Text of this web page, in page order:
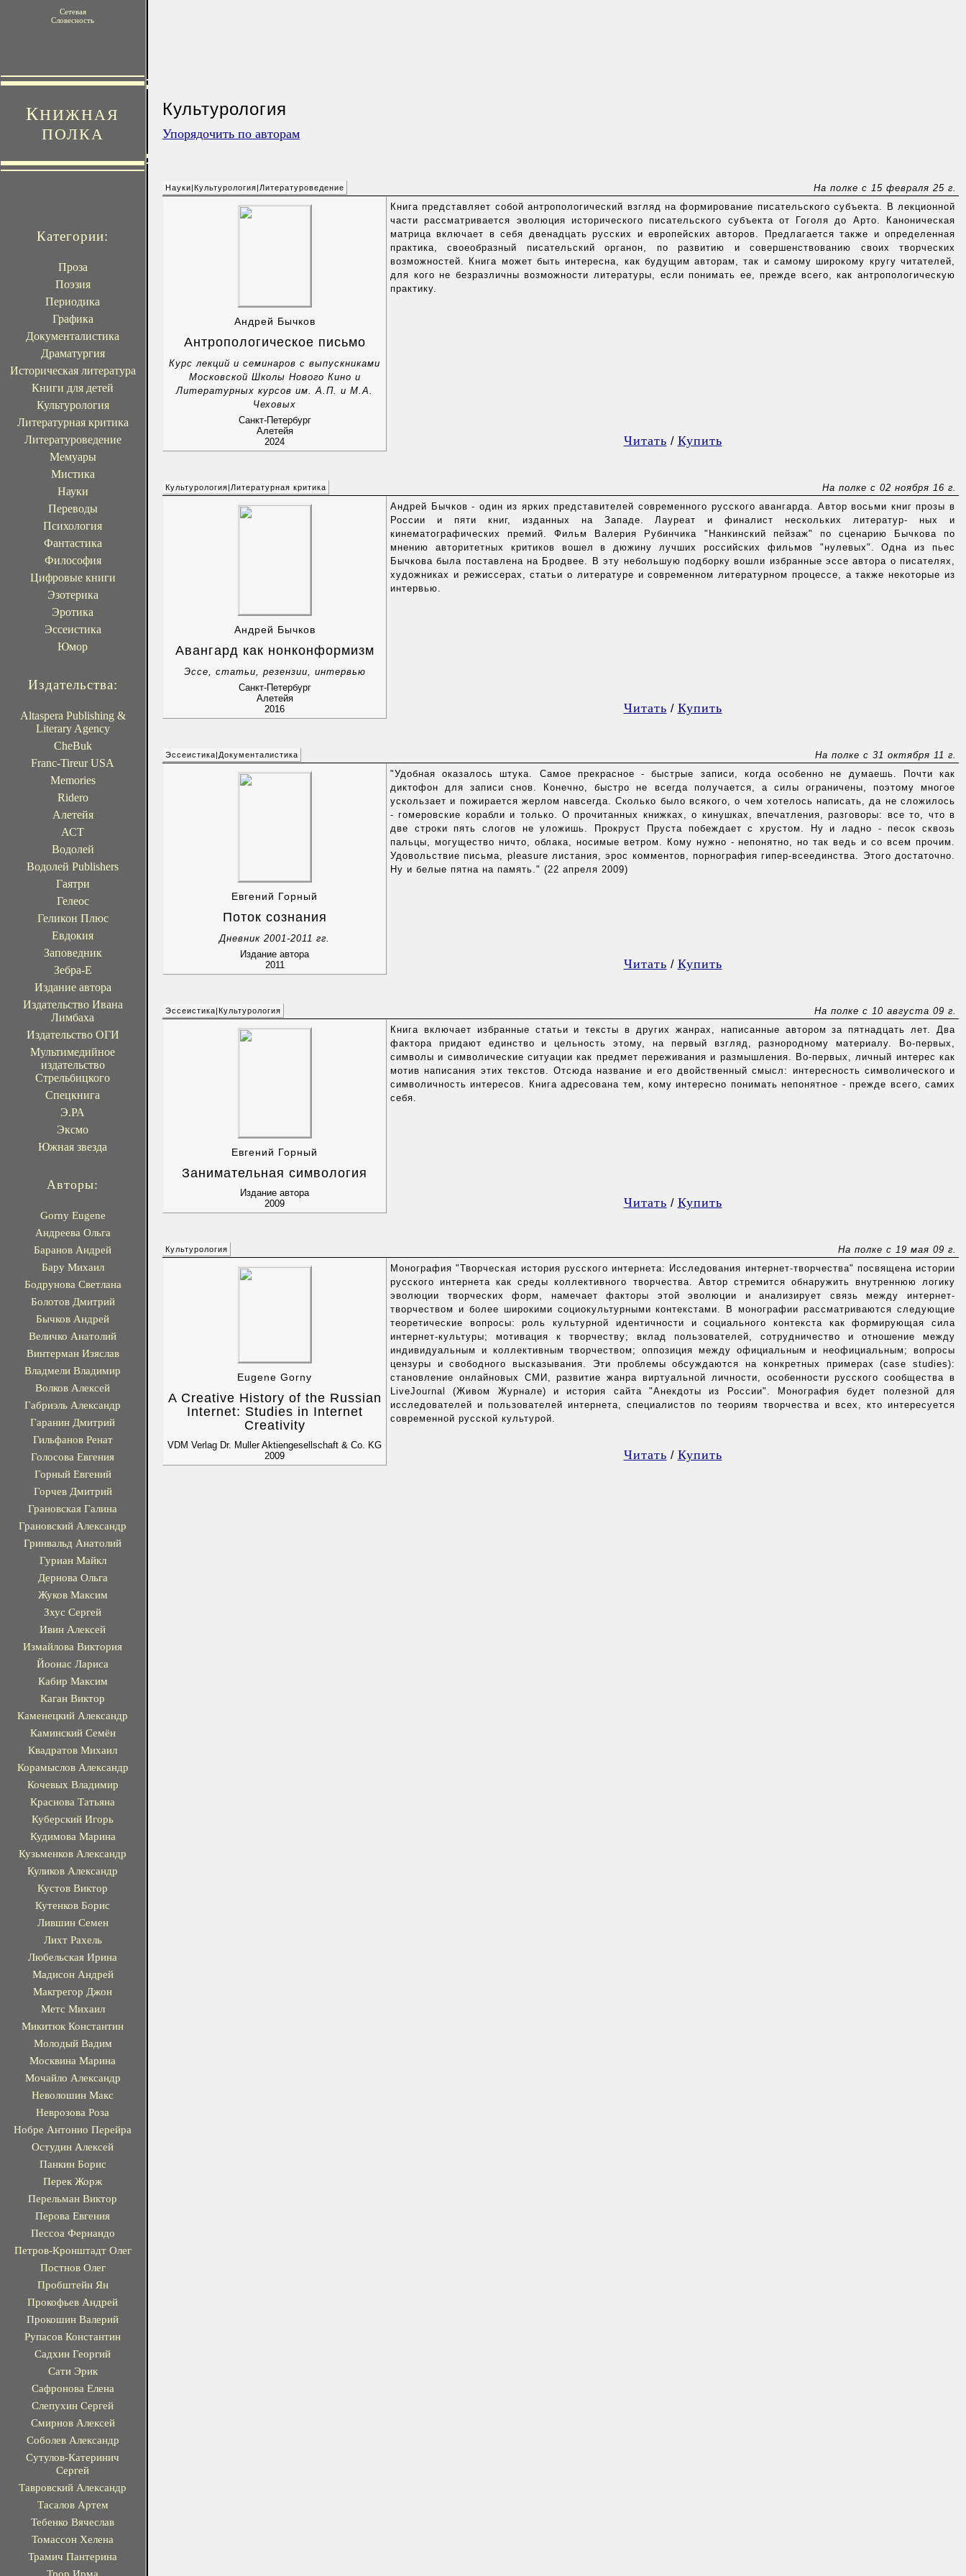
Сетевая
Словесность
КНИЖНАЯ
ПОЛКА
Категории:
Проза
Поэзия
Периодика
Графика
Документалистика
Драматургия
Историческая литература
Книги для детей
Культурология
Литературная критика
Литературоведение
Мемуары
Мистика
Науки
Переводы
Психология
Фантастика
Философия
Цифровые книги
Эзотерика
Эротика
Эссеистика
Юмор
Издательства:
Altaspera Publishing &
Literary Agency
CheBuk
Franc-Tireur USA
Memories
Ridero
Алетейя
АСТ
Водолей
Водолей Publishers
Гаятри
Гелеос
Геликон Плюс
Евдокия
Заповедник
Зебра-Е
Издание автора
Издательство Ивана
Лимбаха
Издательство ОГИ
Мультимедийное
издательство
Стрельбицкого
Спецкнига
Э.РА
Эксмо
Южная звезда
Авторы:
Gorny Eugene
Андреева Ольга
Баранов Андрей
Бару Михаил
Бодрунова Светлана
Болотов Дмитрий
Бычков Андрей
Величко Анатолий
Винтерман Изяслав
Владмели Владимир
Волков Алексей
Габриэль Александр
Гаранин Дмитрий
Гильфанов Ренат
Голосова Евгения
Горный Евгений
Горчев Дмитрий
Грановская Галина
Грановский Александр
Гринвальд Анатолий
Гуриан Майкл
Дернова Ольга
Жуков Максим
Зхус Сергей
Ивин Алексей
Измайлова Виктория
Йоонас Лариса
Кабир Максим
Каган Виктор
Каменецкий Александр
Каминский Семён
Квадратов Михаил
Корамыслов Александр
Кочевых Владимир
Краснова Татьяна
Куберский Игорь
Кудимова Марина
Кузьменков Александр
Куликов Александр
Кустов Виктор
Кутенков Борис
Лившин Семен
Лихт Рахель
Любельская Ирина
Мадисон Андрей
Макгрегор Джон
Метс Михаил
Микитюк Константин
Молодый Вадим
Москвина Марина
Мочайло Александр
Неволошин Макс
Неврозова Роза
Нобре Антонио Перейра
Остудин Алексей
Панкин Борис
Перек Жорж
Перельман Виктор
Перова Евгения
Пессоа Фернандо
Петров-Кронштадт Олег
Постнов Олег
Пробштейн Ян
Прокофьев Андрей
Прокошин Валерий
Рупасов Константин
Садхин Георгий
Сати Эрик
Сафронова Елена
Слепухин Сергей
Смирнов Алексей
Соболев Александр
Сутулов-Катеринич
Сергей
Тавровский Александр
Тасалов Артем
Тебенко Вячеслав
Томассон Хелена
Трамич Пантерина
Трор Ирма
Культурология
Упорядочить по авторам
Науки|Культурология|Литературоведение На полке с 15 февраля 25 г.
Андрей Бычков
Антропологическое письмо
Курс лекций и семинаров с выпускниками
Московской Школы Нового Кино и
Литературных курсов им. А.П. и М.А.
Чеховых
Санкт-Петербург
Алетейя
2024
Книга представляет собой антропологический взгляд на формирование писательского субъекта. В лекционной
части рассматривается эволюция исторического писательского субъекта от Гоголя до Арто. Каноническая
матрица включает в себя двенадцать русских и европейских авторов. Предлагается также и определенная
практика, своеобразный писательский органон, по развитию и совершенствованию своих творческих
возможностей. Книга может быть интересна, как будущим авторам, так и самому широкому кругу читателей,
для кого не безразличны возможности литературы, если понимать ее, прежде всего, как антропологическую
практику.
Читать / Купить
Культурология|Литературная критика На полке с 02 ноября 16 г.
Андрей Бычков
Авангард как нонконформизм
Эссе, статьи, резензии, интервью
Санкт-Петербург
Алетейя
2016
Андрей Бычков - один из ярких представителей современного русского авангарда. Автор восьми книг прозы в
России и пяти книг, изданных на Западе. Лауреат и финалист нескольких литератур- ных и
кинематографических премий. Фильм Валерия Рубинчика "Нанкинский пейзаж" по сценарию Бычкова по
мнению авторитетных критиков вошел в дюжину лучших российских фильмов "нулевых". Одна из пьес
Бычкова была поставлена на Бродвее. В эту небольшую подборку вошли избранные эссе автора о писателях,
художниках и режиссерах, статьи о литературе и современном литературном процессе, а также некоторые из
интервью.
Читать / Купить
Эссеистика|Документалистика На полке с 31 октября 11 г.
Евгений Горный
Поток сознания
Дневник 2001-2011 гг.
Издание автора
2011
"Удобная оказалось штука. Самое прекрасное - быстрые записи, когда особенно не думаешь. Почти как
диктофон для записи снов. Конечно, быстро не всегда получается, а силы ограничены, поэтому многое
ускользает и пожирается жерлом навсегда. Сколько было всякого, о чем хотелось написать, да не сложилось
- гомеровские корабли и только. О прочитанных книжках, о кинушках, впечатления, разговоры: все то, что в
две строки пять слогов не уложишь. Прокруст Пруста побеждает с хрустом. Ну и ладно - песок сквозь
пальцы, могущество ничто, облака, носимые ветром. Кому нужно - непонятно, но так ведь и со всем прочим.
Удовольствие письма, pleasure листания, эрос комментов, порнография гипер-всеединства. Этого достаточно.
Ну и белые пятна на память." (22 апреля 2009)
Читать / Купить
Эссеистика|Культурология На полке с 10 августа 09 г.
Евгений Горный
Занимательная симвология
Издание автора
2009
Книга включает избранные статьи и тексты в других жанрах, написанные автором за пятнадцать лет. Два
фактора придают единство и цельность этому, на первый взгляд, разнородному материалу. Во-первых,
символы и символические ситуации как предмет переживания и размышления. Во-первых, личный интерес как
мотив написания этих текстов. Отсюда название и его двойственный смысл: интересность символического и
символичность интересов. Книга адресована тем, кому интересно понимать непонятное - прежде всего, самих
себя.
Читать / Купить
Культурология На полке с 19 мая 09 г.
Eugene Gorny
A Creative History of the Russian
Internet: Studies in Internet
Creativity
VDM Verlag Dr. Muller Aktiengesellschaft & Co. KG
2009
Монография "Творческая история русского интернета: Исследования интернет-творчества" посвящена истории
русского интернета как среды коллективного творчества. Автор стремится обнаружить внутреннюю логику
эволюции творческих форм, намечает факторы этой эволюции и анализирует связь между интернет-
творчеством и более широкими социокультурными контекстами. В монографии рассматриваются следующие
теоретические вопросы: роль культурной идентичности и социального контекста как формирующая сила
интернет-культуры; мотивация к творчеству; вклад пользователей, сотрудничество и отношение между
индивидуальным и коллективным творчеством; оппозиция между официальным и неофициальным; вопросы
цензуры и свободного высказывания. Эти проблемы обсуждаются на конкретных примерах (case studies):
становление онлайновых СМИ, развитие жанра виртуальной личности, особенности русского сообщества в
LiveJournal (Живом Журнале) и история сайта "Анекдоты из России". Монография будет полезной для
исследователей и пользователей интернета, специалистов по теориям творчества и всех, кто интересуется
современной русской культурой.
Читать / Купить